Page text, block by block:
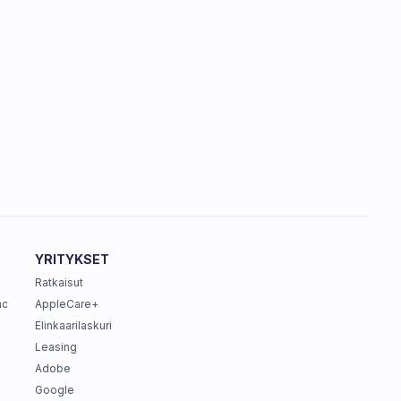
YRITYKSET
Ratkaisut
AppleCare+
Elinkaarilaskuri
Leasing
Adobe
Google